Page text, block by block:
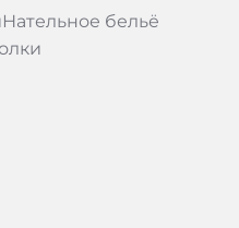
Нательное бельё